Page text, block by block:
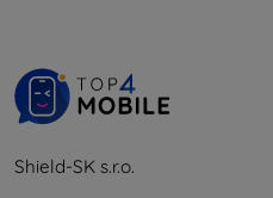
Shield-SK s.r.o.